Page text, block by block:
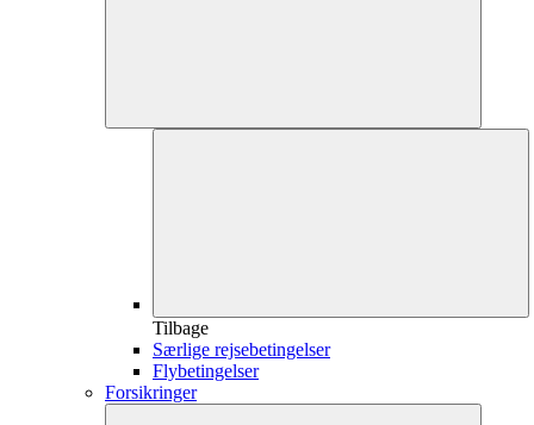
Tilbage
Særlige rejsebetingelser
Flybetingelser
Forsikringer